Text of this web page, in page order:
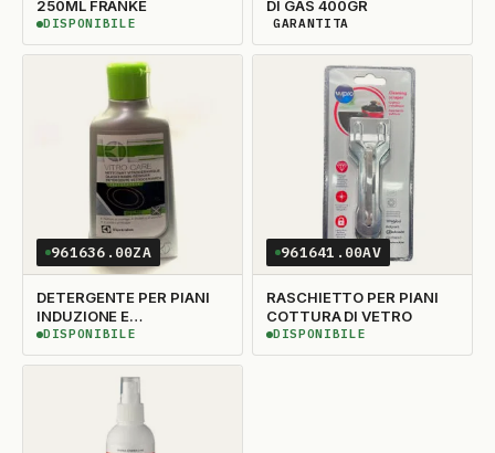
250ML FRANKE
DISPONIBILE
DISPONIBILE
DI GAS 400GR
DISPONIBILITÀ GARANTITA
GARANTITA
961636.00ZA
DETERGENTE PER PIANI
INDUZIONE E
DISPONIBILE
DISPONIBILE
961641.00AV
RASCHIETTO PER PIANI
COTTURA DI VETRO
DISPONIBILE
DISPONIBILE